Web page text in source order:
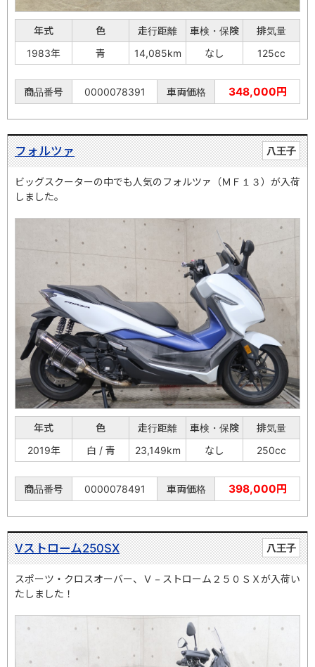
年式 色 走行距離 車検・保険
排気量
1983年
青 14,085km なし 125cc
商品番号 0000078391 車両価格 348,000円
八王子
フォルツァ
ビッグスクーターの中でも人気のフォルツァ（ＭＦ１３）が入荷
しました。
年式 色 走行距離 車検・保険
排気量
2019年
白 / 青 23,149km なし 250cc
商品番号 0000078491 車両価格 398,000円
八王子
Vストローム250SX
スポーツ・クロスオーバー、Ｖ－ストローム２５０ＳＸが入荷い
たしました！